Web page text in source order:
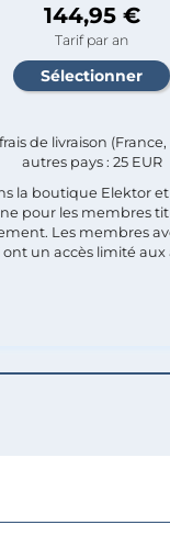
144,95 €
Tarif par an
de livraison
autres pays : 25 EUR
la boutique Elektor
pour les membres
Les membres
ont un accès limité aux